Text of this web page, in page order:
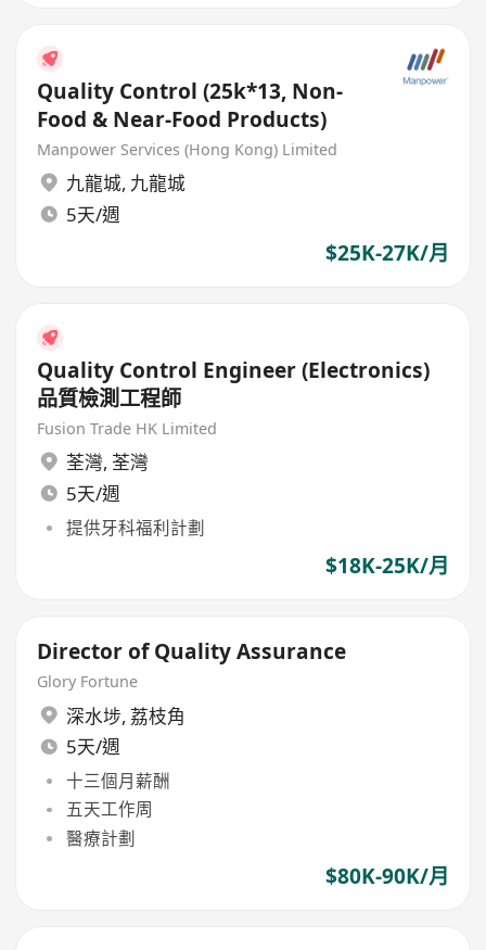
Quality Control (25k*13, Non-
Food & Near-Food Products)
Manpower Services (Hong Kong) Limited
九龍城, 九龍城
5天/週
$25K-27K/月
Quality Control Engineer (Electronics)
品質檢測工程師
Fusion Trade HK Limited
荃灣, 荃灣
5天/週
提供牙科福利計劃
$18K-25K/月
Director of Quality Assurance
Glory Fortune
深水埗, 荔枝角
5天/週
十三個月薪酬
五天工作周
醫療計劃
$80K-90K/月